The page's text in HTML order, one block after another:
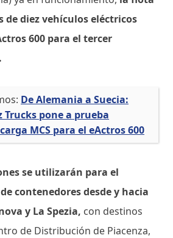
de diez vehículos eléctricos
600 para el tercer
De Alemania a Suecia:
Trucks pone a prueba
MCS para el eActros 600
se utilizarán para el
contenedores desde y hacia
y La Spezia, con destinos
de Distribución de Piacenza,